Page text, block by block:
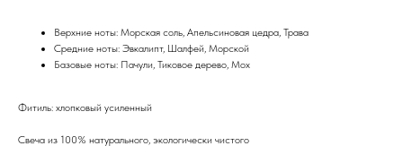
Верхние ноты: Морская соль, Апельсиновая цедра, Трава
Средние ноты: Эвкалипт, Шалфей, Морской
Базовые ноты: Пачули, Тиковое дерево, Мох
Фитиль: хлопковый усиленный
Свеча из 100% натурального, экологически чистого